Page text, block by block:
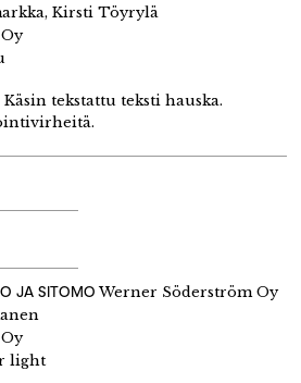
Kirsti Töyrylä
tekstattu teksti hauska.
JA SITOMOWerner Söderström Oy
light